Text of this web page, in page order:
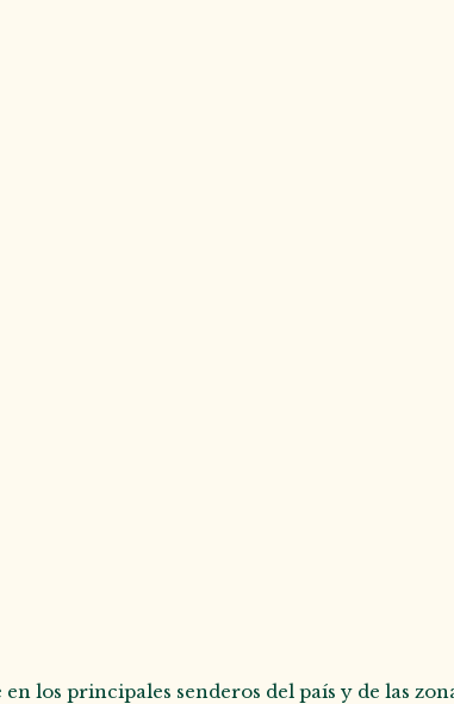
los principales senderos del país y de las